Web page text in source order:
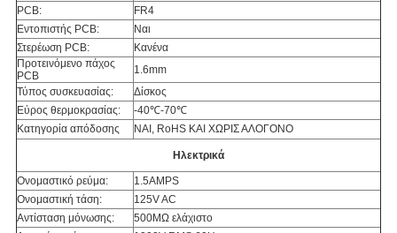
PCB:
FR4
Εντοπιστής PCB:
Ναι
Στερέωση PCB:
Κανένα
Προτεινόμενο πάχος
PCB
1.6mm
Τύπος συσκευασίας:
Δίσκος
Εύρος θερμοκρασίας:
-40℃-70℃
Κατηγορία απόδοσης
ΝΑΙ, RoHS ΚΑΙ ΧΩΡΙΣ ΑΛΟΓΟΝΟ
Ηλεκτρικά
Ονομαστικό ρεύμα:
1.5AMPS
Ονομαστική τάση:
125V AC
Αντίσταση μόνωσης:
500MΩ ελάχιστο